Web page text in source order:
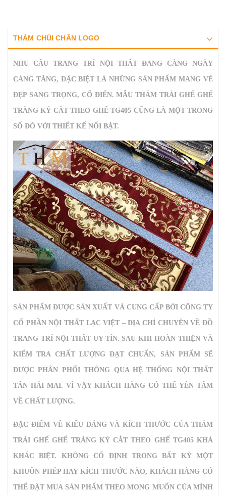
THẢM CHÙI CHÂN LOGO
NHU CẦU TRANG TRÍ NỘI THẤT ĐANG CÀNG NGÀY
CÀNG TĂNG, ĐẶC BIỆT LÀ NHỮNG SẢN PHẨM MANG VẺ
ĐẸP SANG TRỌNG, CỔ ĐIỂN. MẪUTHẢM TRẢI GHẾ GHẾ
TRÀNG KỶ CẮT THEO GHẾ TG405 CŨNG LÀ MỘT TRONG
SỐ ĐÓ VỚI THIẾT KẾ NỔI BẬT.
SẢN PHẨM ĐƯỢC SẢN XUẤT VÀ CUNG CẤP BỞI CÔNG TY
CỔ PHẦN NỘI THẤT LẠC VIỆT – ĐỊA CHỈ CHUYÊN VỀ ĐỒ
TRANG TRÍ NỘI THẤT UY TÍN. SAU KHI HOÀN THIỆN VÀ
KIỂM TRA CHẤT LƯỢNG ĐẠT CHUẨN, SẢN PHẨM SẼ
ĐƯỢC PHÂN PHỐI THÔNG QUA HỆ THỐNG NỘI THẤT
TÂN HẢI MAI. VÌ VẬY KHÁCH HÀNG CÓ THỂ YÊN TÂM
VỀ CHẤT LƯỢNG.
ĐẶC ĐIỂM VỀ KIỂU DÁNG VÀ KÍCH THƯỚC CỦA THẢM
TRẢI GHẾ GHẾ TRÀNG KỶ CẮT THEO GHẾ TG405 KHÁ
KHÁC BIỆT. KHÔNG CỐ ĐỊNH TRONG BẤT KỲ MỘT
KHUÔN PHÉP HAY KÍCH THƯỚC NÀO, KHÁCH HÀNG CÓ
THỂ ĐẶT MUA SẢN PHẨM THEO MONG MUỐN CỦA MÌNH